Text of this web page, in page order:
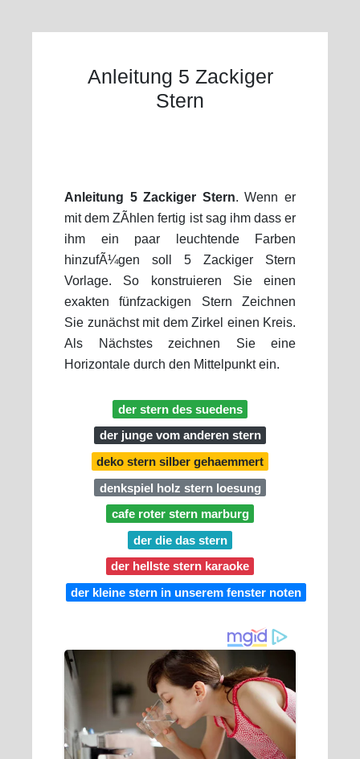
Anleitung 5 Zackiger
Stern
Anleitung 5 Zackiger Stern. Wenn er
mit dem ZÃhlen fertig ist sag ihm dass er
ihm ein paar leuchtende Farben
hinzufÃ¼gen soll 5 Zackiger Stern
Vorlage. So konstruieren Sie einen
exakten fünfzackigen Stern Zeichnen
Sie zunächst mit dem Zirkel einen Kreis.
Als Nächstes zeichnen Sie eine
Horizontale durch den Mittelpunkt ein.
der stern des suedens
der junge vom anderen stern
deko stern silber gehaemmert
denkspiel holz stern loesung
cafe roter stern marburg
der die das stern
der hellste stern karaoke
der kleine stern in unserem fenster noten